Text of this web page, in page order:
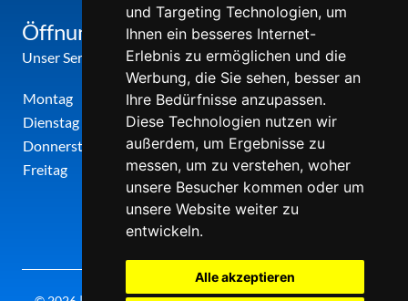
und Targeting Technologien, um
Ihnen ein besseres Internet-
Erlebnis zu ermöglichen und die
Werbung, die Sie sehen, besser an
Ihre Bedürfnisse anzupassen.
Diese Technologien nutzen wir
außerdem, um Ergebnisse zu
messen, um zu verstehen, woher
unsere Besucher kommen oder um
unsere Website weiter zu
entwickeln.
Alle akzeptieren
Öffnungszeiten
Unser Service-Center ist zu folgenden Zeiten geöffnet
Montag
12:00 Uhr - 17:00 Uhr
Dienstag
09:00 Uhr - 12:00 Uhr
Donnerstag
09:00 Uhr - 12:00 Uhr
Freitag
09:00 Uhr - 12:00 Uhr